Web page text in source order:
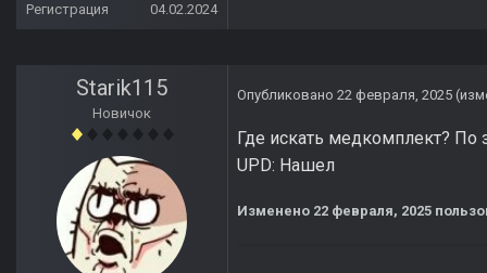
Регистрация
04.02.2024
Starik115
Новичок
Опубликовано 22 февраля, 2025
Где искать медкомплект? По
UPD: Нашел
Изменено 22 февраля, 2025